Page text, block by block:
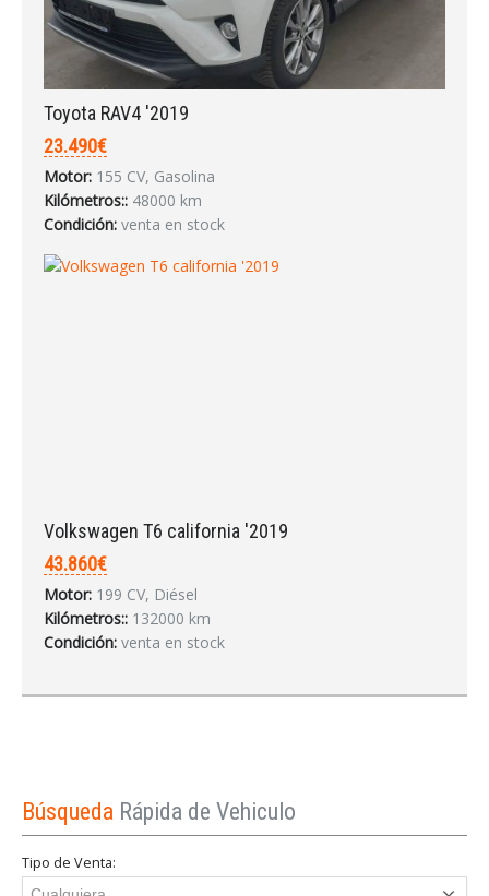
Toyota RAV4 '2019
23.490€
Motor: 155 CV, Gasolina
Kilómetros:: 48000 km
Condición: venta en stock
Volkswagen T6 california '2019
43.860€
Motor: 199 CV, Diésel
Kilómetros:: 132000 km
Condición: venta en stock
Búsqueda Rápida de Vehiculo
Tipo de Venta: